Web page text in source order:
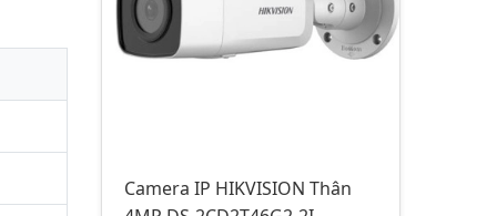
Camera IP HIKVISION Thân